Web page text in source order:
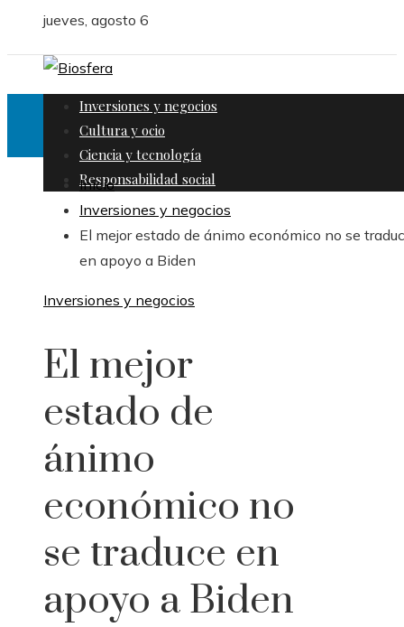
jueves, agosto 6
Inversiones y negocios
Cultura y ocio
Ciencia y tecnología
Responsabilidad social
Inicio
Inversiones y negocios
El mejor estado de ánimo económico no se
en apoyo a Biden
Inversiones y negocios
El mejor
estado de
ánimo
económico no
se traduce en
apoyo a Biden